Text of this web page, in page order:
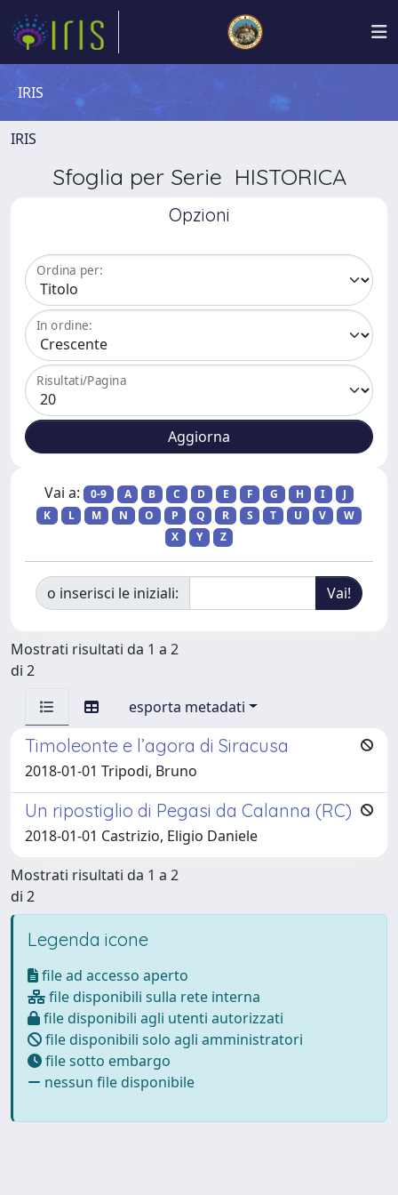
IRIS
IRIS
Sfoglia per Serie HISTORICA
Opzioni
Ordina per:
In ordine:
Risultati/Pagina
Vai a: 0-9 A B C D E F G H I
J
K
L M N O P Q R S T U V
W
X
Y Z
o inserisci le iniziali:
Mostrati risultati da 1 a 2
di 2
esporta metadati
Timoleonte e l’agora di Siracusa
2018-01-01 Tripodi, Bruno
Un ripostiglio di Pegasi da Calanna (RC)
2018-01-01 Castrizio, Eligio Daniele
Mostrati risultati da 1 a 2
di 2
Legenda icone
file ad accesso aperto
file disponibili sulla rete interna
file disponibili agli utenti autorizzati
file disponibili solo agli amministratori
file sotto embargo
nessun file disponibile